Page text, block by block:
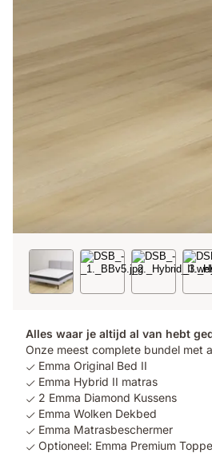
Alles waar je altijd al van hebt
Onze meest complete bundel met
Emma Original Bed II
Emma Hybrid II matras
2 Emma Diamond Kussens
Emma Wolken Dekbed
Emma Matrasbeschermer
Optioneel: Emma Premium